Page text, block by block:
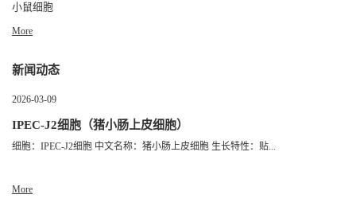
小鼠细胞
More
新闻动态
2026-03-09
IPEC-J2细胞（猪小肠上皮细胞）
细胞：IPEC-J2细胞 中文名称：猪小肠上皮细胞 生长特性：贴...
More